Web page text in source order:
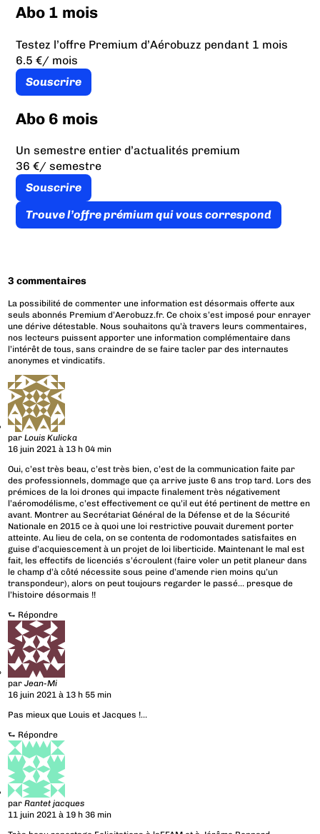
Abo 1 mois
Testez l’offre Premium d’Aérobuzz pendant 1 mois
6.5 €/ mois
Souscrire
Abo 6 mois
Un semestre entier d’actualités premium
36 €/ semestre
Souscrire
Trouve l’offre prémium qui vous correspond
3 commentaires
La possibilité de commenter une information est désormais offerte aux
seuls abonnés Premium d’Aerobuzz.fr. Ce choix s’est imposé pour enrayer
une dérive détestable. Nous souhaitons qu’à travers leurs commentaires,
nos lecteurs puissent apporter une information complémentaire dans
l’intérêt de tous, sans craindre de se faire tacler par des internautes
anonymes et vindicatifs.
parLouis Kulicka
16 juin 2021 à 13 h 04 min
Oui, c’est très beau, c’est très bien, c’est de la communication faite par
des professionnels, dommage que ça arrive juste 6 ans trop tard. Lors des
prémices de la loi drones qui impacte finalement très négativement
l’aéromodélisme, c’est effectivement ce qu’il eut été pertinent de mettre en
avant. Montrer au Secrétariat Général de la Défense et de la Sécurité
Nationale en 2015 ce à quoi une loi restrictive pouvait durement porter
atteinte. Au lieu de cela, on se contenta de rodomontades satisfaites en
guise d’acquiescement à un projet de loi liberticide. Maintenant le mal est
fait, les effectifs de licenciés s’écroulent (faire voler un petit planeur dans
le champ d’à côté nécessite sous peine d’amende rien moins qu’un
transpondeur), alors on peut toujours regarder le passé… presque de
l’histoire désormais !!
⮑ Répondre
parJean-Mi
16 juin 2021 à 13 h 55 min
Pas mieux que Louis et Jacques !…
⮑ Répondre
parRantet jacques
11 juin 2021 à 19 h 36 min